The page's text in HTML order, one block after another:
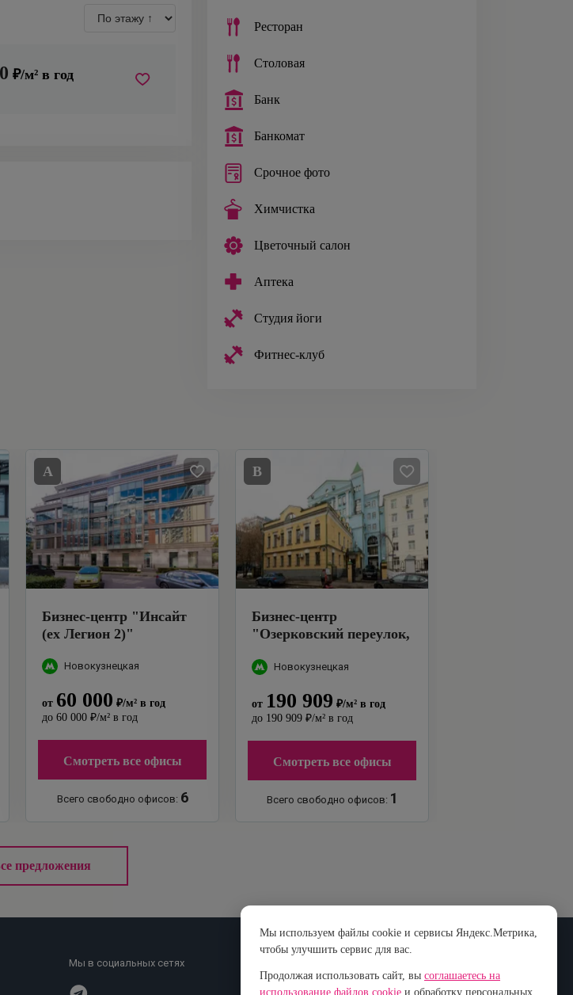
₽/м² в год
Ресторан
Столовая
Банк
Банкомат
Срочное фото
Химчистка
Цветочный салон
Аптека
Студия йоги
Фитнес-клуб
A
Бизнес-центр "Инсайт
(ех Легион 2)"
Новокузнецкая
от 60 000 ₽/м² в год
до 60 000 ₽/м² в год
Смотреть все офисы
Всего свободно офисов: 6
B
Бизнес-центр
"Озерковский переулок,
Новокузнецкая
от 190 909 ₽/м² в год
до 190 909 ₽/м² в год
Смотреть все офисы
Всего свободно офисов: 1
предложения
Мы в социальных сетях
+7 495 777-83-82
Мы используем файлы cookie и сервисы Яндекс.Метрика,
чтобы улучшить сервис для вас.
Продолжая использовать сайт, вы соглашаетесь на
использование файлов cookie и обработку персональных